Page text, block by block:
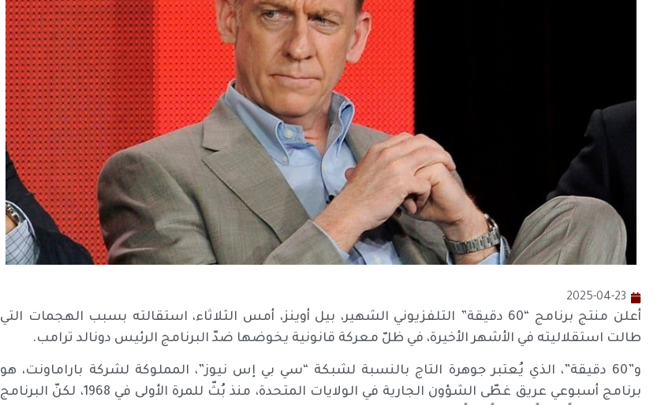
2025-04-23
أعلن منتج برنامج “60 دقيقة” التلفزيوني الشهير، بيل أوينز، أمس الثلاثاء، استقالته بسبب الهجمات التي
طالت استقلاليته في الأشهر الأخيرة، في ظلّ معركة قانونية يخوضها ضدّ البرنامج الرئيس دونالد ترامب.
و”60 دقيقة”، الذي يُعتبر جوهرة التاج بالنسبة لشبكة “سي بي إس نيوز”، المملوكة لشركة باراماونت، هو
برنامج أسبوعي عريق غطّى الشؤون الجارية في الولايات المتحدة، منذ بُثّ للمرة الأولى في 1968، لكنّ البرنامج